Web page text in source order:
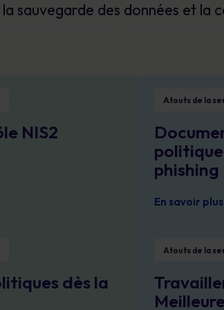
visibilité claire sur les
pour prioriser vos actions,
sauvegarde des données et la
NIS2
Atouts de la
phishing
En savoir plus
dès la
Atouts de la